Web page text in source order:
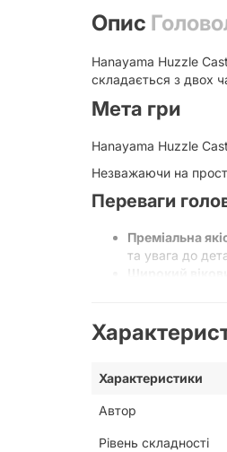
Опис
Hanayama Huzzle
складається з двох
Мета гри
Hanayama Huzzle
Незважаючи на
Переваги
Преміальна
та увага до
Як
Незважаючи на те,
повернути їх у
Hanayama Huzzle
Характеристики
Автор
Рівень складності